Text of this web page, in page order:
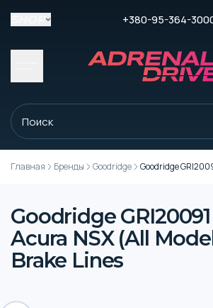
+380-95-364-
Главная Бренды Goodridge Goodridge
Goodridge
Acura NSX (All
Brake Lines